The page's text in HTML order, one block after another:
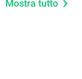
Mostra tutto